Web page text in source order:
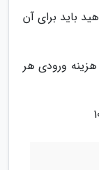
باید برای آن
از 150 روبل تا 700 روبل هزینه ورودی هر